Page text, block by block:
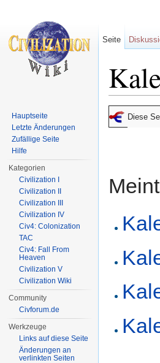
Diese
Seite
Hauptseite
Letzte Änderungen
Zufällige Seite
Hilfe
Kategorien
Civilization I
Civilization II
Civilization III
Civilization IV
Civ4: Colonization
TAC
Civ4: Fall From
Heaven
Civilization V
Civilization Wiki
Community
Civforum.de
Werkzeuge
Links auf diese Seite
Änderungen an
verlinkten Seiten